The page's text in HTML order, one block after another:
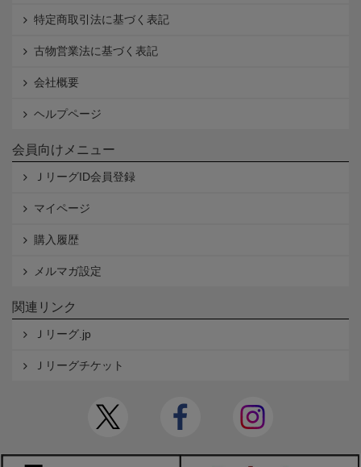
特定商取引法に基づく表記
古物営業法に基づく表記
会社概要
ヘルプページ
会員向けメニュー
ＪリーグID会員登録
マイページ
購入履歴
メルマガ設定
関連リンク
Ｊリーグ.jp
Ｊリーグチケット